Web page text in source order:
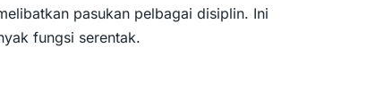
pasukan pelbagai disiplin. Ini
fungsi serentak.